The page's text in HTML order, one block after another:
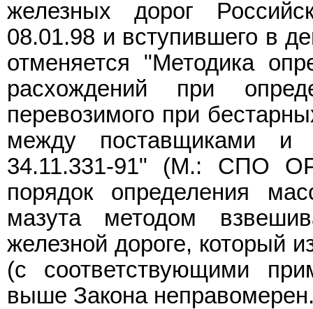
железных дорог
08.01.98 и вступившего в
отменяется "Методика
расхождений при
перевозимого при
между поставщиками и
34.11.331-91" (М.: СПО
порядок определения
мазута методом
железной дороге, который
(с соответствующими
выше Закона